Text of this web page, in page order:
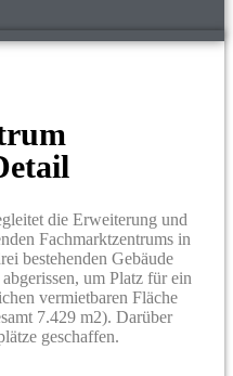
die Erweiterung und
Fachmarktzentrums in
bestehenden Gebäude
um Platz für ein
vermietbaren Fläche
7.429 m2). Darüber
geschaffen.